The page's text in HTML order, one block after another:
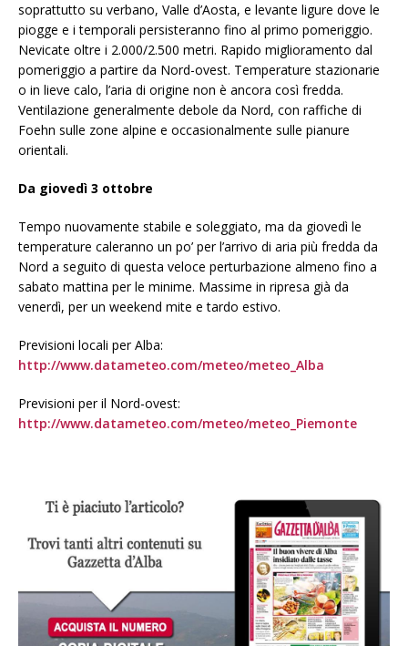
soprattutto su verbano, Valle d’Aosta, e levante ligure dove le
piogge e i temporali persisteranno fino al primo pomeriggio.
Nevicate oltre i 2.000/2.500 metri. Rapido miglioramento dal
pomeriggio a partire da Nord-ovest. Temperature stazionarie
o in lieve calo, l’aria di origine non è ancora così fredda.
Ventilazione generalmente debole da Nord, con raffiche di
Foehn sulle zone alpine e occasionalmente sulle pianure
orientali.
Da giovedì 3 ottobre
Tempo nuovamente stabile e soleggiato, ma da giovedì le
temperature caleranno un po’ per l’arrivo di aria più fredda da
Nord a seguito di questa veloce perturbazione almeno fino a
sabato mattina per le minime. Massime in ripresa già da
venerdì, per un weekend mite e tardo estivo.
Previsioni locali per Alba:
http://www.datameteo.com/meteo/meteo_Alba
Previsioni per il Nord-ovest:
http://www.datameteo.com/meteo/meteo_Piemonte